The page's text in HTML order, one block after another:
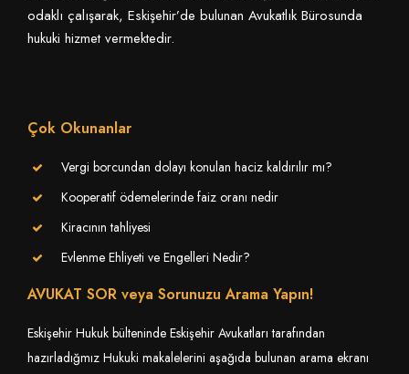
odaklı çalışarak, Eskişehir’de bulunan Avukatlık Bürosunda
hukuki hizmet vermektedir.
Çok Okunanlar
Vergi borcundan dolayı konulan haciz kaldırılır mı?
Kooperatif ödemelerinde faiz oranı nedir
Kiracının tahliyesi
Evlenme Ehliyeti ve Engelleri Nedir?
AVUKAT SOR veya Sorunuzu Arama Yapın!
Eskişehir Hukuk bülteninde Eskişehir Avukatları tarafından
hazırladığmız Hukuki makalelerini aşağıda bulunan arama ekranı